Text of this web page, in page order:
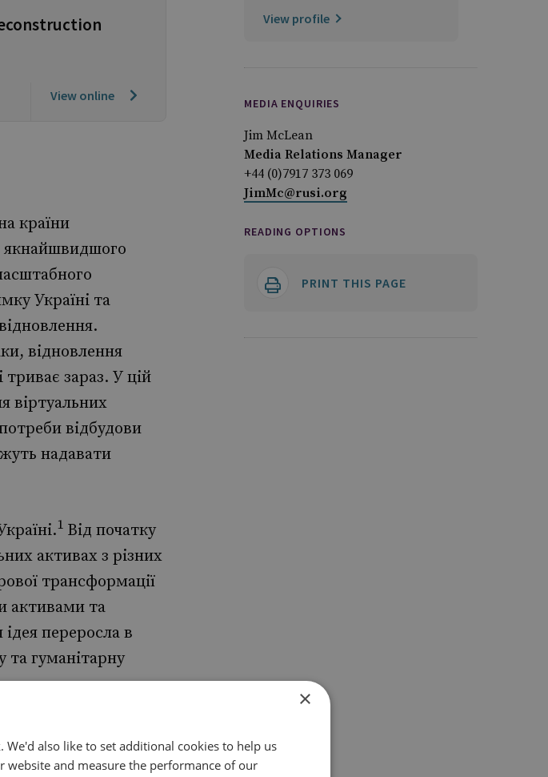
View online
країни
якнайшвидшого
Україні та
відновлення
зараз. У цій
віртуальних
відбудови
надавати
1 Від початку
активах з різних
трансформації
активами та
переросла в
та гуманітарну
міжнародними
View profile
MEDIA ENQUIRIES
Jim McLean
Media Relations Manager
+44 (0)7917 373 069
JimMc@rusi.org
READING OPTIONS
PRINT THIS PAGE
×
also like to set additional cookies to help us
and measure the performance of our